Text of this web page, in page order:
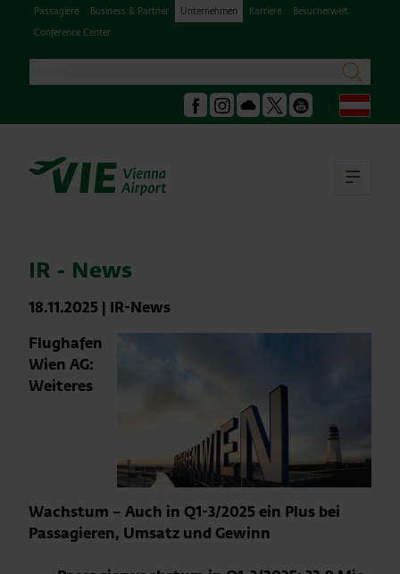
Passagiere Business & Partner Unternehmen Karriere
Besucherwelt
Conference Center
suchen
Facebook
Instagram
Podcast Youtube
IR - News
18.11.2025 | IR-News
Flughafen
Wien AG:
Weiteres
Wachstum – Auch in Q1-3/2025 ein Plus bei
Passagieren, Umsatz und Gewinn